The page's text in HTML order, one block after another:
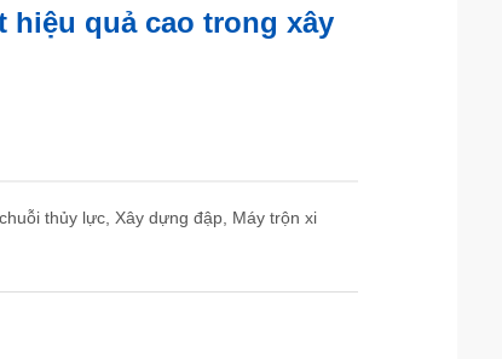
hiệu quả cao trong xây
thủy lực, Xây dựng đập, Máy trộn xi